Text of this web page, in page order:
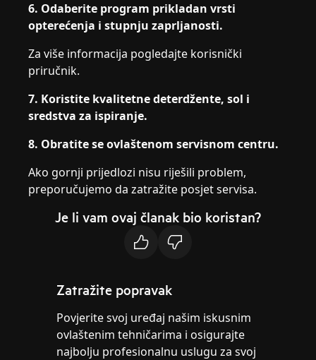
6. Odaberite program prikladan vrsti
opterećenja i stupnju zaprljanosti.
Za više informacija pogledajte korisnički
priručnik.
7. Koristite kvalitetne deterdžente, sol i
sredstva za ispiranje.
8. Obratite se ovlaštenom servisnom centru.
Ako gornji prijedlozi nisu riješili problem,
preporučujemo da zatražite posjet servisa.
Je li vam ovaj članak bio koristan?
Zatražite popravak
Povjerite svoj uređaj našim iskusnim
ovlaštenim tehničarima i osigurajte
najbolju profesionalnu uslugu za svoj